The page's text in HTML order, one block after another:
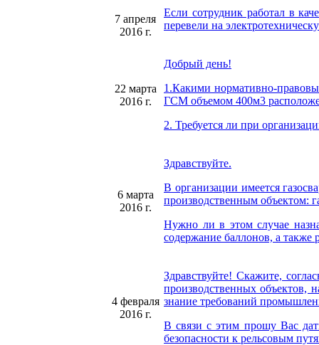
7 апреля
2016 г.
Если сотрудник работал в
перевели на
22 марта
2016 г.
Добрый день!
1.Какими нормативно-
ГСМ объемом 400м3
2. Требуется ли при
6 марта
2016 г.
Здравствуйте.
В организации имеется
производственным объектом:
Нужно ли в этом случае
содержание баллонов, а также
4 февраля
2016 г.
Здравствуйте! Скажите,
производственных объектов,
знание требований
В связи с этим прошу Вас
безопасности к рельсовым